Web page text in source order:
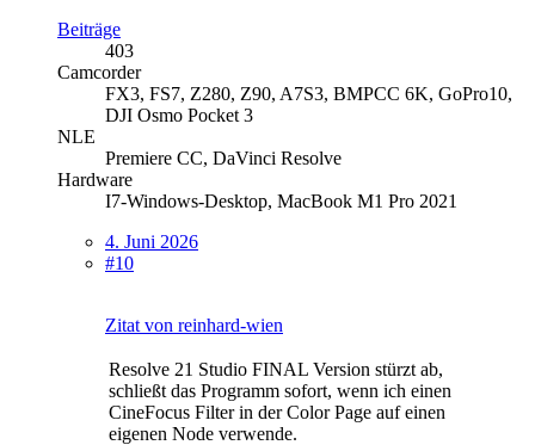
Beiträge
403
Camcorder
FX3, FS7, Z280, Z90, A7S3, BMPCC 6K, GoPro10,
DJI Osmo Pocket 3
NLE
Premiere CC, DaVinci Resolve
Hardware
I7-Windows-Desktop, MacBook M1 Pro 2021
4. Juni 2026
#10
Zitat von reinhard-wien
Resolve 21 Studio FINAL Version stürzt ab,
schließt das Programm sofort, wenn ich einen
CineFocus Filter in der Color Page auf einen
eigenen Node verwende.